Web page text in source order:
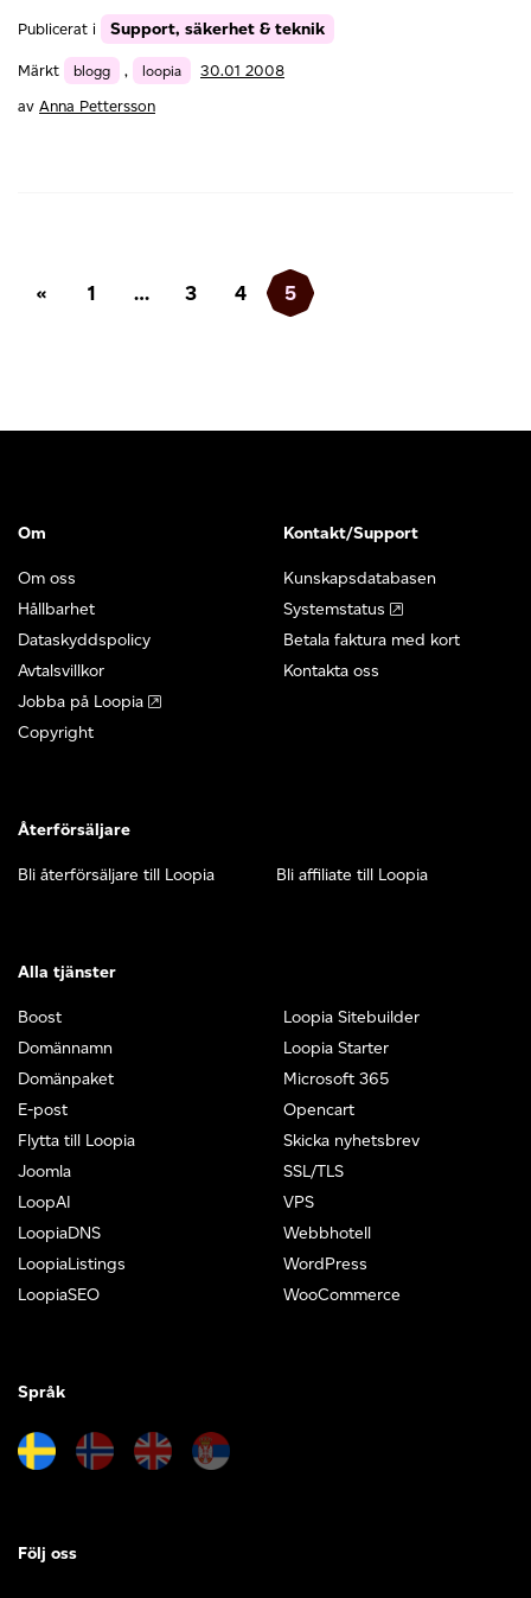
Publicerat i Support, säkerhet & teknik
Märkt blogg , loopia
30.01 2008
av Anna Pettersson
Inläggsnavigering
« 1 … 3 4 5
Om
Om oss
Hållbarhet
Dataskyddspolicy
Avtalsvillkor
Jobba på Loopia
Copyright
Kontakt/Support
Kunskapsdatabasen
Systemstatus
Betala faktura med kort
Kontakta oss
Återförsäljare
Bli återförsäljare till Loopia Bli affiliate till Loopia
Alla tjänster
Boost
Domännamn
Domänpaket
E-post
Flytta till Loopia
Joomla
LoopAI
LoopiaDNS
LoopiaListings
LoopiaSEO
Loopia Sitebuilder
Loopia Starter
Microsoft 365
Opencart
Skicka nyhetsbrev
SSL/TLS
VPS
Webbhotell
WordPress
WooCommerce
Språk
Följ oss